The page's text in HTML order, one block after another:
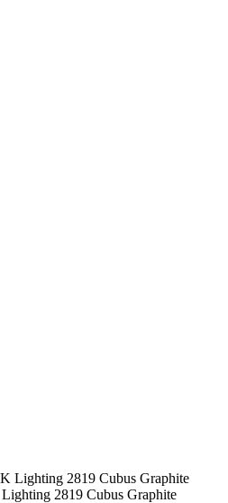
Lighting 2819 Cubus Graphite
2819 Cubus Graphite